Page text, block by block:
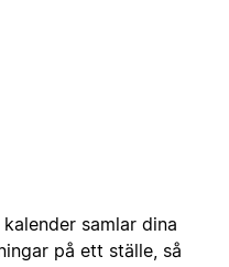
samlar dina
på ett ställe, så